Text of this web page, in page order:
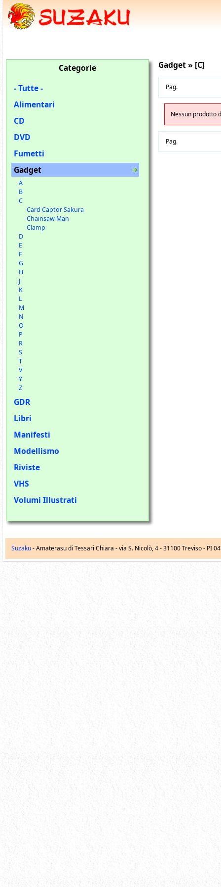
Gadget » [C]
Pag.
Nessun prodotto
Pag.
Categorie
- Tutte -
Alimentari
CD
DVD
Fumetti
Gadget
A
B
C
Card Captor Sakura
Chainsaw Man
Clamp
D
E
F
G
H
J
K
L
M
N
O
P
R
S
T
V
Y
Z
GDR
Libri
Manifesti
Modellismo
Riviste
VHS
Volumi Illustrati
Suzaku- Amaterasu di Tessari Chiara -via S. Nicolò, 4-31100 Treviso - PI